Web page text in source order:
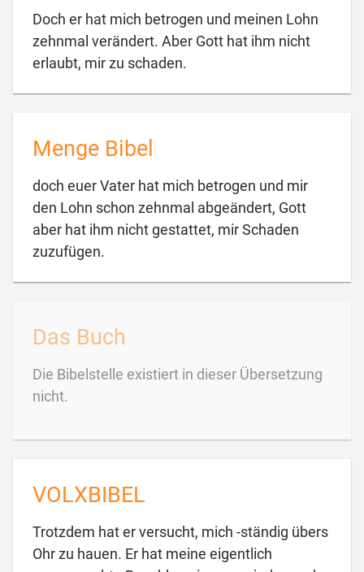
Doch er hat mich betrogen und meinen Lohn
zehnmal verändert. Aber Gott hat ihm nicht
erlaubt, mir zu schaden.
Menge Bibel
doch euer Vater hat mich betrogen und mir
den Lohn schon zehnmal abgeändert, Gott
aber hat ihm nicht gestattet, mir Schaden
zuzufügen.
Das Buch
Die Bibelstelle existiert in dieser Übersetzung
nicht.
VOLXBIBEL
Trotzdem hat er versucht, mich -ständig übers
Ohr zu hauen. Er hat meine eigentlich